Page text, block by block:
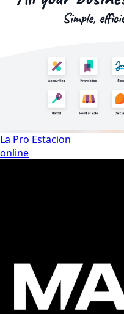
La Pro Estacion
online